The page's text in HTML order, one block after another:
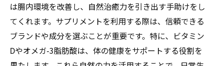
森林浴の治癒力への影響
サステナブルライフスタイルと健康
自然の音を取り入れたセラピー法
動物とのふれあいがもたらす心の安らぎ
は腸内環境を改善し、自然治癒力を引き出す手助けをし
てくれます。サプリメントを利用する際は、信頼できる
ブランドや成分を選ぶことが重要です。特に、ビタミン
Dやオメガ-3脂肪酸は、体の健康をサポートする役割を